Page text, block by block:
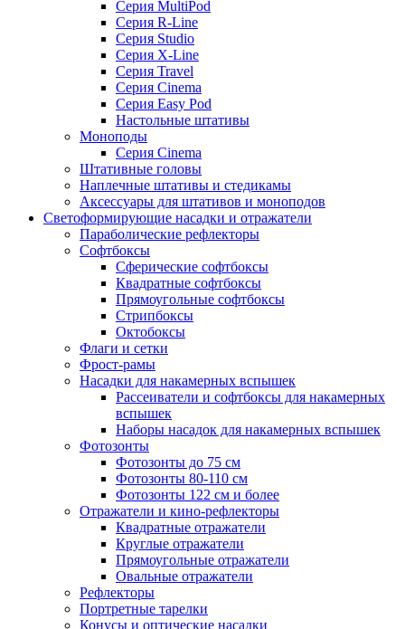
Серия MultiPod
Серия R-Line
Серия Studio
Серия X-Line
Серия Travel
Серия Cinema
Серия Easy Pod
Настольные штативы
Моноподы
Серия Cinema
Штативные головы
Наплечные штативы и стедикамы
Аксессуары для штативов и моноподов
Светоформирующие насадки и отражатели
Параболические рефлекторы
Софтбоксы
Сферические софтбоксы
Квадратные софтбоксы
Прямоугольные софтбоксы
Стрипбоксы
Октобоксы
Флаги и сетки
Фрост-рамы
Насадки для накамерных вспышек
Рассеиватели и софтбоксы для накамерных
вспышек
Наборы насадок для накамерных вспышек
Фотозонты
Фотозонты до 75 см
Фотозонты 80-110 см
Фотозонты 122 см и более
Отражатели и кино-рефлекторы
Квадратные отражатели
Круглые отражатели
Прямоугольные отражатели
Овальные отражатели
Рефлекторы
Портретные тарелки
Конусы и оптические насадки